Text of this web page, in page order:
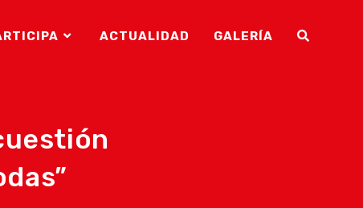
ACTUALIDAD GALERÍA ALTERNAR